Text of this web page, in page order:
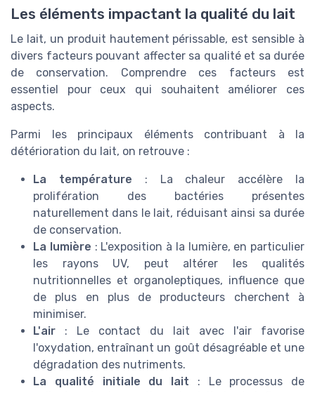
Les éléments impactant la qualité du lait
Le lait, un produit hautement périssable, est sensible à
divers facteurs pouvant affecter sa qualité et sa durée
de conservation. Comprendre ces facteurs est
essentiel pour ceux qui souhaitent améliorer ces
aspects.
Parmi les principaux éléments contribuant à la
détérioration du lait, on retrouve :
La température : La chaleur accélère la
prolifération des bactéries présentes
naturellement dans le lait, réduisant ainsi sa durée
de conservation.
La lumière : L'exposition à la lumière, en particulier
les rayons UV, peut altérer les qualités
nutritionnelles et organoleptiques, influence que
de plus en plus de producteurs cherchent à
minimiser.
L'air : Le contact du lait avec l'air favorise
l'oxydation, entraînant un goût désagréable et une
dégradation des nutriments.
La qualité initiale du lait : Le processus de